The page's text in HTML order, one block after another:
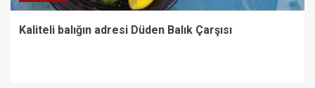
Kaliteli balığın adresi Düden Balık Çarşısı